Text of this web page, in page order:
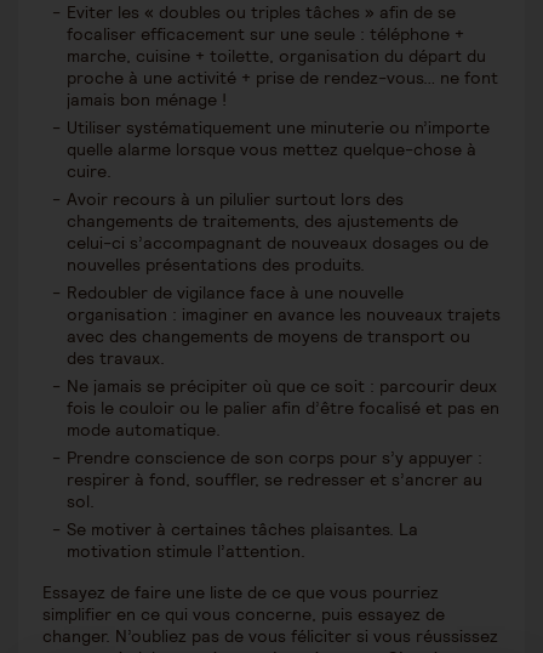
Eviter les « doubles ou triples tâches » afin de se
focaliser efficacement sur une seule : téléphone +
marche, cuisine + toilette, organisation du départ du
proche à une activité + prise de rendez-vous… ne font
jamais bon ménage !
Utiliser systématiquement une minuterie ou n’importe
quelle alarme lorsque vous mettez quelque-chose à
cuire.
Avoir recours à un pilulier surtout lors des
changements de traitements, des ajustements de
celui-ci s’accompagnant de nouveaux dosages ou de
nouvelles présentations des produits.
Redoubler de vigilance face à une nouvelle
organisation : imaginer en avance les nouveaux trajets
avec des changements de moyens de transport ou
des travaux.
Ne jamais se précipiter où que ce soit : parcourir deux
fois le couloir ou le palier afin d’être focalisé et pas en
mode automatique.
Prendre conscience de son corps pour s’y appuyer :
respirer à fond, souffler, se redresser et s’ancrer au
sol.
Se motiver à certaines tâches plaisantes. La
motivation stimule l’attention.
Essayez de faire une liste de ce que vous pourriez
simplifier en ce qui vous concerne, puis essayez de
changer. N’oubliez pas de vous féliciter si vous réussissez